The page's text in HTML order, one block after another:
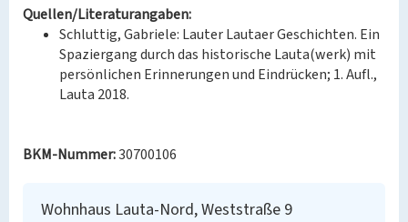
Quellen/Literaturangaben:
Schluttig, Gabriele: Lauter Lautaer Geschichten. Ein
Spaziergang durch das historische Lauta(werk) mit
persönlichen Erinnerungen und Eindrücken; 1. Aufl.,
Lauta 2018.
BKM-Nummer:30700106
Wohnhaus Lauta-Nord, Weststraße 9